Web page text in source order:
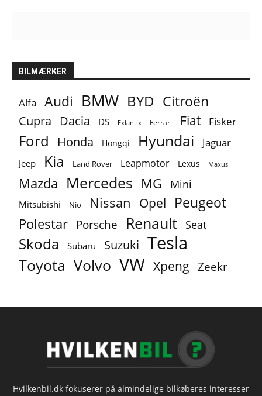
BILMÆRKER
Alfa Audi BMW BYD Citroën
Cupra Dacia DS Exlantix Ferrari Fiat Fisker
Ford Honda Hongqi Hyundai Jaguar
Jeep Kia Land Rover Leapmotor Lexus Maxus
Mazda Mercedes MG Mini
Mitsubishi Nio Nissan Opel Peugeot
Polestar Porsche Renault Seat
Skoda Subaru Suzuki Tesla
Toyota Volvo VW Xpeng Zeekr
Hvilkenbil.dk fokuserer på almindelige bilkøberes interesser